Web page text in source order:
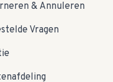
& Annuleren
Vragen